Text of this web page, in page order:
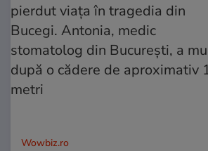
Wowbiz.ro